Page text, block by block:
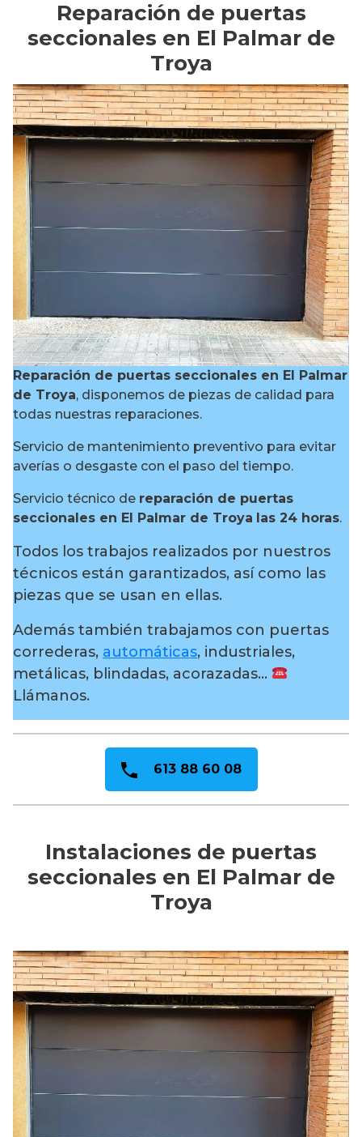
Reparación de puertas
seccionales en El Palmar de
Troya
Reparación de puertas seccionales en El Palmar
de Troya, disponemos de piezas de calidad para
todas nuestras reparaciones.
Servicio de mantenimiento preventivo para evitar
averías o desgaste con el paso del tiempo.
Servicio técnico de reparación de puertas
seccionales en El Palmar de Troya las 24 horas.
Todos los trabajos realizados por nuestros
técnicos están garantizados, así como las
piezas que se usan en ellas.
Además también trabajamos con puertas
correderas, automáticas, industriales,
metálicas, blindadas, acorazadas…
Llámanos.
613 88 60 08
Instalaciones de puertas
seccionales en El Palmar de
Troya